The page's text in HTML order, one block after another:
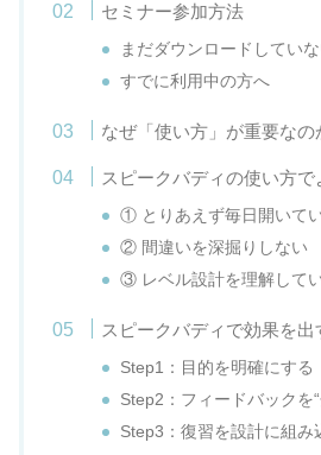
セミナー参加方法
まだダウンロードしてい
すでに利用中の方へ
なぜ「使い方」が重要なの
スピークバディの使い方
① とりあえず毎日開いて
② 間違いを深掘りしない
③ レベル設計を理解して
スピークバディで効果を
Step1：目的を明確にする
Step2：フィードバックを“
Step3：復習を設計に組み